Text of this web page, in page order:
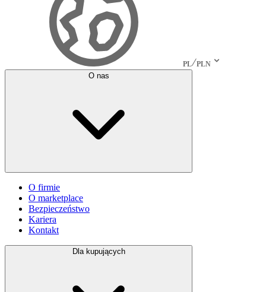
PL PLN
O nas
O firmie
O marketplace
Bezpieczeństwo
Kariera
Kontakt
Dla kupujących